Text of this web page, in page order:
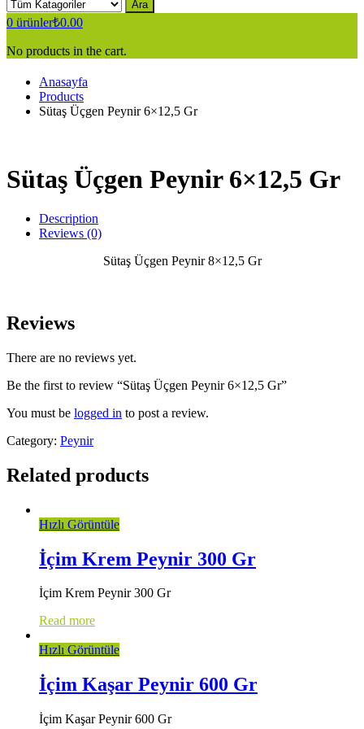
Ara
0 ürünler₺0.00
No products in the cart.
Anasayfa
Products
Sütaş Üçgen Peynir 6×12,5 Gr
Sütaş Üçgen Peynir 6×12,5 Gr
Description
Reviews (0)
Sütaş Üçgen Peynir 8×12,5 Gr
Reviews
There are no reviews yet.
Be the first to review “Sütaş Üçgen Peynir 6×12,5 Gr”
You must be logged in to post a review.
Category: Peynir
Related products
Hızlı Görüntüle
İçim Krem Peynir 300 Gr
İçim Krem Peynir 300 Gr
Read more
Hızlı Görüntüle
İçim Kaşar Peynir 600 Gr
İçim Kaşar Peynir 600 Gr